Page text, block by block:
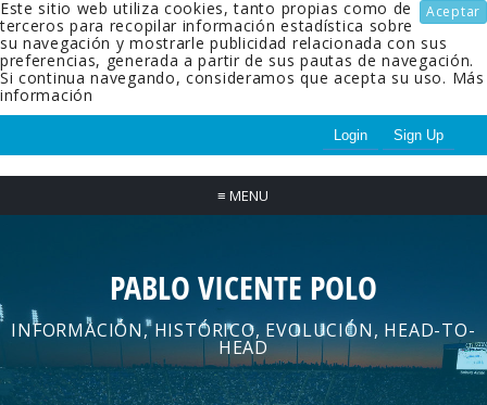
Aceptar
Este sitio web utiliza cookies, tanto propias como de
terceros para recopilar información estadística sobre
su navegación y mostrarle publicidad relacionada con sus
preferencias, generada a partir de sus pautas de navegación.
Si continua navegando, consideramos que acepta su uso. Más
información
Login Sign Up
≡ MENU
PABLO VICENTE POLO
INFORMACIÓN, HISTÓRICO, EVOLUCIÓN, HEAD-TO-
HEAD